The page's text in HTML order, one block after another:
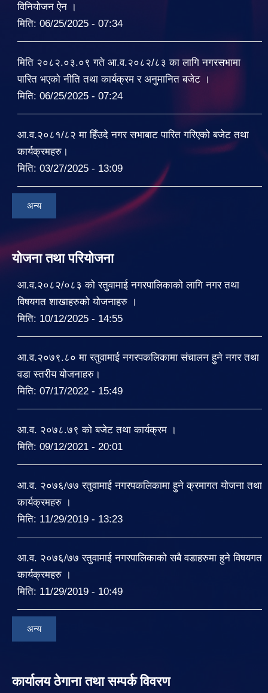
विनियोजन ऐन ।
मिति: 06/25/2025 - 07:34
मिति २०८२.०३.०९ गते आ.व.२०८२/८३ का लागि नगरसभामा
पारित भएको नीति तथा कार्यक्रम र अनुमानित बजेट ।
मिति: 06/25/2025 - 07:24
आ.व.२०८१/८२ मा हिँउदे नगर सभाबाट पारित गरिएको बजेट तथा
कार्यक्रमहरु।
मिति: 03/27/2025 - 13:09
अन्य
योजना तथा परियोजना
आ.व.२०८२/०८३ को रतुवामाई नगरपालिकाको लागि नगर तथा
विषयगत शाखाहरुको योजनाहरु ।
मिति: 10/12/2025 - 14:55
आ.व.२०७९.८० मा रतुवामाई नगरपकलिकामा संचालन हुने नगर तथा
वडा स्तरीय योजनाहरु।
मिति: 07/17/2022 - 15:49
आ.व. २०७८.७९ को बजेट तथा कार्यक्रम ।
मिति: 09/12/2021 - 20:01
आ.व. २०७६/७७ रतुवामाई नगरपकलिकामा हुने क्रमागत योजना तथा
कार्यक्रमहरु ।
मिति: 11/29/2019 - 13:23
आ.व. २०७६/७७ रतुवामाई नगरपालिकाको सबै वडाहरुमा हुने विषयगत
कार्यक्रमहरु ।
मिति: 11/29/2019 - 10:49
अन्य
कार्यालय ठेगाना तथा सम्पर्क विवरण